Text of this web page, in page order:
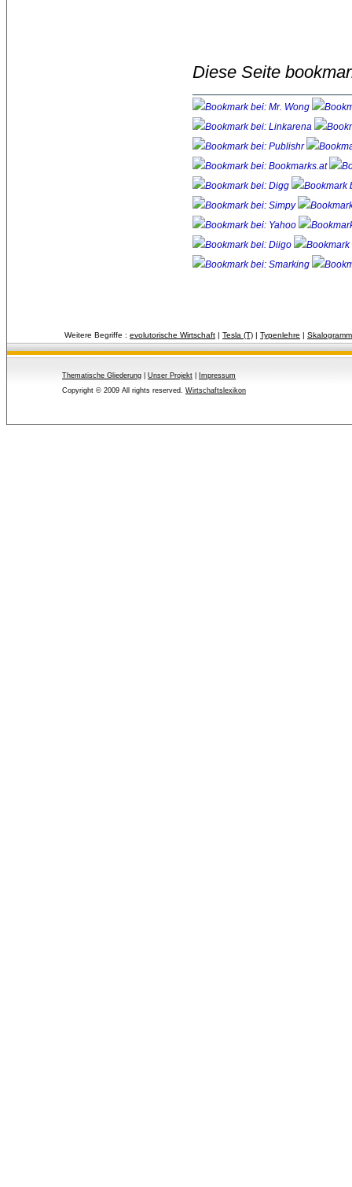
Diese Seite
Weitere Begriffe : evolutorische Wirtschaft | Tesla (T) | Typenlehre |
Thematische Gliederung Unser Projekt
Impressum
Copyright © 2009 All rights reserved. Wirtschaftslexikon